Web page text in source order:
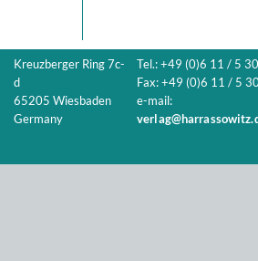
Kreuzberger Ring 7c-
d
65205 Wiesbaden
Germany
Tel.: +49 (0)6 11 / 5
Fax: +49 (0)6 11 / 5
e-mail: